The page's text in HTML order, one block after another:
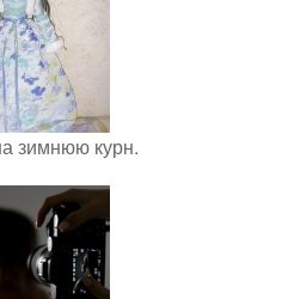
зимнюю курн.